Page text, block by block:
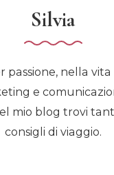
Silvia
passione, nella
e
mio blog trovi
consigli di viaggio.